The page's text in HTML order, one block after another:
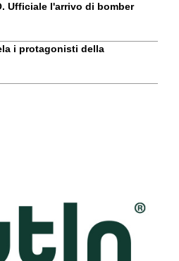
Ufficiale l'arrivo di bomber
i protagonisti della